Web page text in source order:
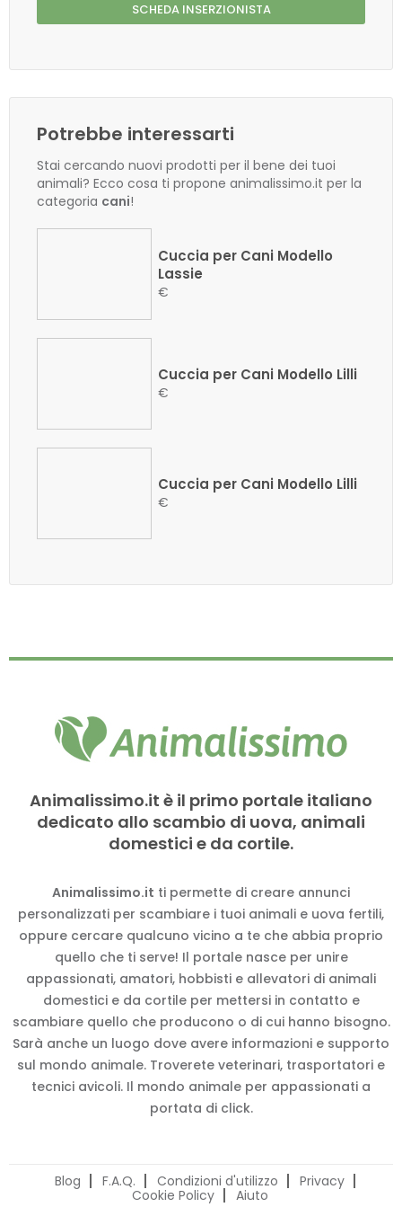
SCHEDA INSERZIONISTA
Potrebbe interessarti
Stai cercando nuovi prodotti per il bene dei tuoi
animali? Ecco cosa ti propone animalissimo.it per la
categoria cani!
Cuccia per Cani Modello
Lassie
€
Cuccia per Cani Modello Lilli
€
Cuccia per Cani Modello Lilli
€
Animalissimo.it è il primo portale italiano
dedicato allo scambio di uova, animali
domestici e da cortile.
Animalissimo.it ti permette di creare annunci
personalizzati per scambiare i tuoi animali e uova fertili,
oppure cercare qualcuno vicino a te che abbia proprio
quello che ti serve! Il portale nasce per unire
appassionati, amatori, hobbisti e allevatori di animali
domestici e da cortile per mettersi in contatto e
scambiare quello che producono o di cui hanno bisogno.
Sarà anche un luogo dove avere informazioni e supporto
sul mondo animale. Troverete veterinari, trasportatori e
tecnici avicoli. Il mondo animale per appassionati a
portata di click.
Blog F.A.Q. Condizioni d'utilizzo
Privacy
Cookie Policy
Aiuto